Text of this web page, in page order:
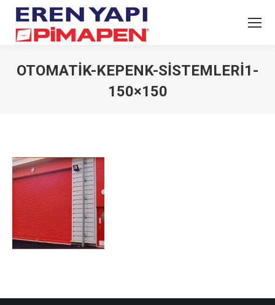
OTOMATIK-KEPENK-SISTEMLERI1-
150×150